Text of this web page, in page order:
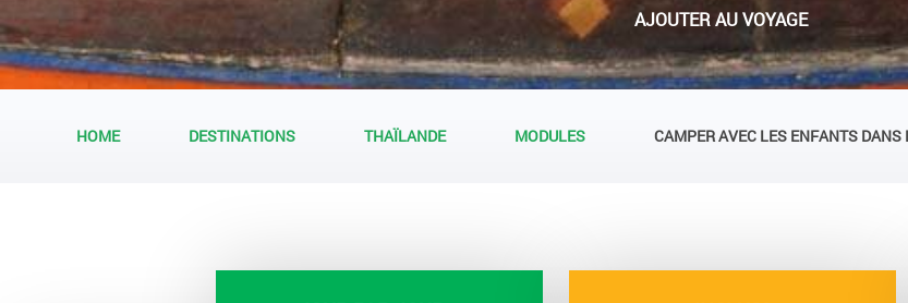
AJOUTER AU VOYAGE
HOME DESTINATIONS THAÏLANDE MODULES CAMPER AVEC LES ENFANTS DANS